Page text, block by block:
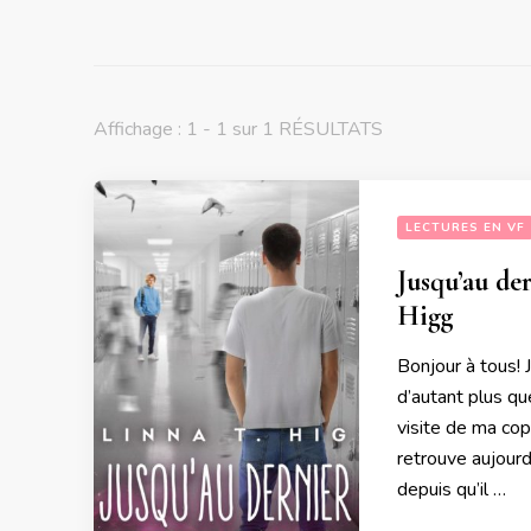
Affichage : 1 - 1 sur 1 RÉSULTATS
LECTURES EN VF
Jusqu’au
Higg
Bonjour à tous!
d’autant plus
visite de ma
retrouve
depuis qu’il …